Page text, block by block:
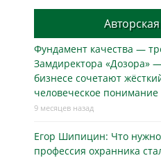
Фундамент качества —
Замдиректора «Дозора»
бизнесe сочетают
человеческое понимание
9 месяцев назад
Егор Шипицин: Что
профессия охранника